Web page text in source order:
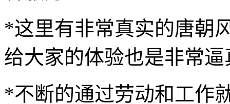
*这里有非常真实的唐朝
给大家的体验也是非常逼
*不断的通过劳动和工作